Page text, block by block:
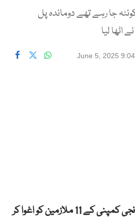
جا رہے تھے دوماندہ پل
اٹھا لیا
June 5, 2025
ڈیرہ اسماعیل خان میں نجی کمپنی کے 11 ملازمین کو اغوا کر